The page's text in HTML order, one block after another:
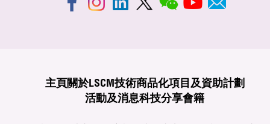
主頁 關於LSCM技術商品化項目及資助計劃
活動及消息科技分享會籍